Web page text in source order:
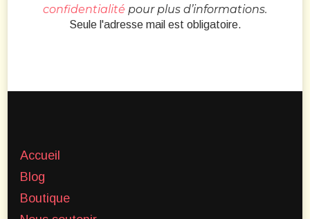
confidentialité pour plus d’informations.
Seule l'adresse mail est obligatoire.
Accueil
Blog
Boutique